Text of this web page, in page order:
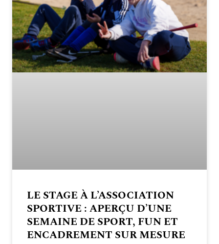
LE STAGE À L’ASSOCIATION
SPORTIVE : APERÇU D’UNE
SEMAINE DE SPORT, FUN ET
ENCADREMENT SUR MESURE